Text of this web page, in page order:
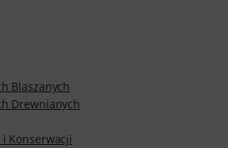
Blaszanych
Drewnianych
Konserwacji